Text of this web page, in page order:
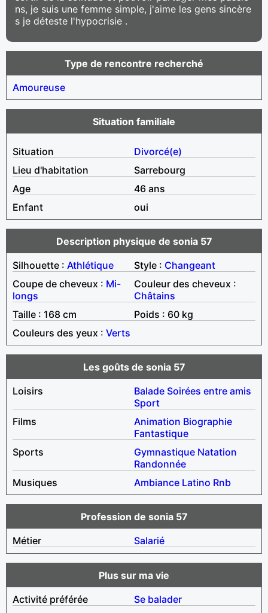
ns, je suis une femme simple, j'aime les gens sincère
s je déteste l'hypocrisie .
Type de rencontre recherché
Amoureuse
Situation familiale
Situation
Divorcé(e)
Lieu d'habitation
Sarrebourg
Age
46 ans
Enfant
oui
Description physique de sonia 57
Silhouette : Athlétique Style : Changeant
Coupe de cheveux : Mi-
longs
Couleur des cheveux :
Châtains
Taille : 168 cm
Poids : 60 kg
Couleurs des yeux : Verts
Les goûts de sonia 57
Loisirs
Balade Soirées entre amis
Sport
Films
Animation Biographie
Fantastique
Sports
Gymnastique Natation
Randonnée
Musiques
Ambiance Latino Rnb
Profession de sonia 57
Métier
Salarié
Plus sur ma vie
Activité préférée
Se balader